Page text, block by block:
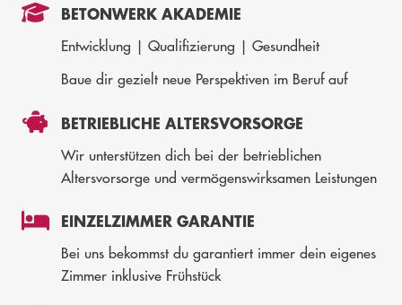
BETONWERK AKADEMIE
Entwicklung | Qualifizierung | Gesundheit
Baue dir gezielt neue Perspektiven im Beruf auf
BETRIEBLICHE ALTERSVORSORGE
Wir unterstützen dich bei der betrieblichen
Altersvorsorge und vermögenswirksamen Leistungen
EINZELZIMMER GARANTIE
Bei uns bekommst du garantiert immer dein eigenes
Zimmer inklusive Frühstück